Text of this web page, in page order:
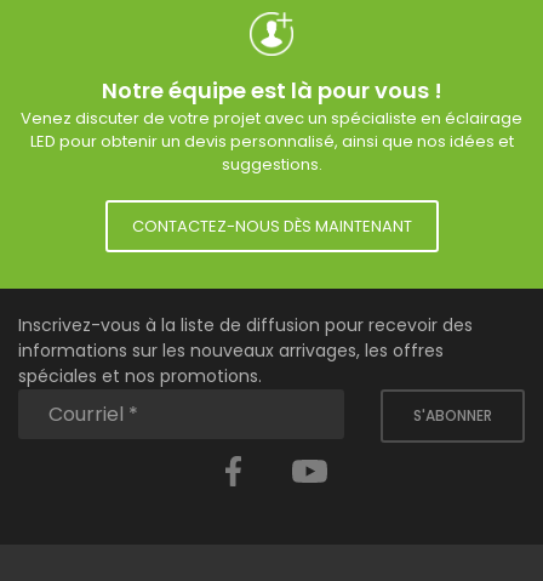
Notre équipe est là pour vous !
Venez discuter de votre projet avec un spécialiste en éclairage
LED pour obtenir un devis personnalisé, ainsi que nos idées et
suggestions.
CONTACTEZ-NOUS DÈS MAINTENANT
Inscrivez-vous à la liste de diffusion pour recevoir des
informations sur les nouveaux arrivages, les offres
spéciales et nos promotions.
S'ABONNER
Facebook